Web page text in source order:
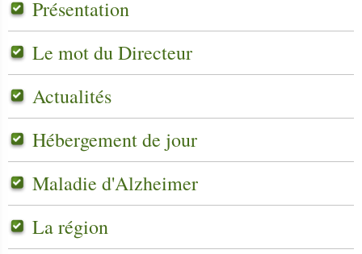
Présentation
Le mot du Directeur
Actualités
Hébergement de jour
Maladie d'Alzheimer
La région